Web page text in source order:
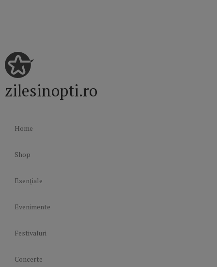
zilesinopti.ro
Home
Shop
Esențiale
Evenimente
Festivaluri
Concerte